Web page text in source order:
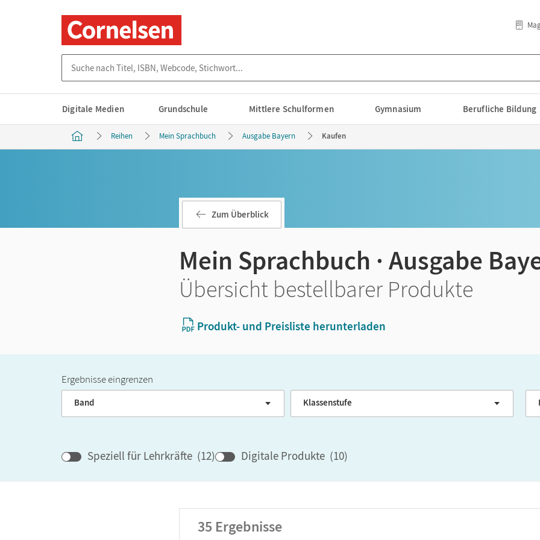
Digitale Medien Grundschule Mittlere Schulformen Gymnasium Berufliche Bildung
Reihen Mein Sprachbuch Ausgabe Bayern Kaufen
Zum Überblick
Mein Sprachbuch · Ausgabe
Übersicht bestellbarer Produkte
Produkt- und Preisliste herunterladen
Ergebnisse eingrenzen
Band Klassenstufe
Speziell für Lehrkräfte (12) Digitale Produkte (10)
35 Ergebnisse